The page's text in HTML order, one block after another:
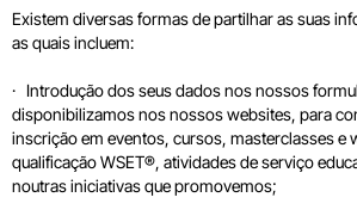
Existem diversas formas de partilhar as suas
as quais incluem:
· Introdução dos seus dados nos nossos
disponibilizamos nos nossos websites, para
inscrição em eventos, cursos, masterclasses e
qualificação WSET®, atividades de serviço
noutras iniciativas que promovemos;